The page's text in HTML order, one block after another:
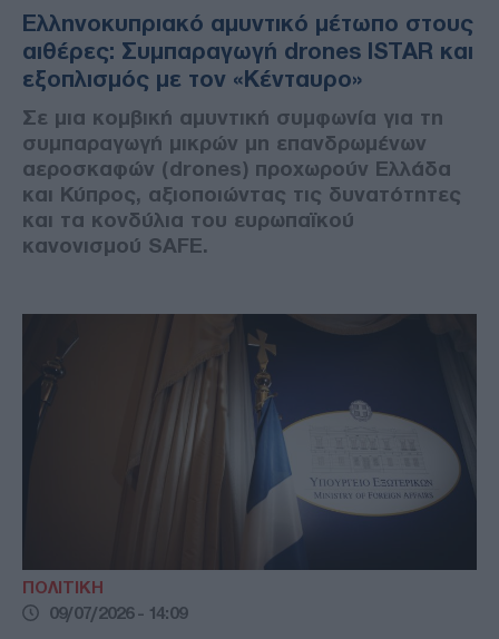
Ελληνοκυπριακό αμυντικό μέτωπο στους
αιθέρες: Συμπαραγωγή drones ISTAR και
εξοπλισμός με τον «Κένταυρο»
Σε μια κομβική αμυντική συμφωνία για τη
συμπαραγωγή μικρών μη επανδρωμένων
αεροσκαφών (drones) προχωρούν Ελλάδα
και Κύπρος, αξιοποιώντας τις δυνατότητες
και τα κονδύλια του ευρωπαϊκού
κανονισμού SAFE.
ΠΟΛΙΤΙΚΗ
09/07/2026 - 14:09